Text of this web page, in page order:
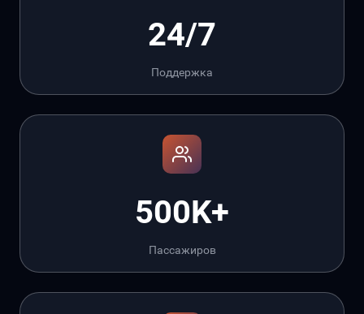
24/7
Поддержка
500K+
Пассажиров